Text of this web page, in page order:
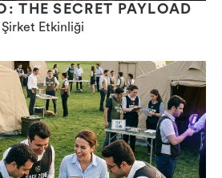
THE SECRET PAYLOAD
Şirket Etkinliği